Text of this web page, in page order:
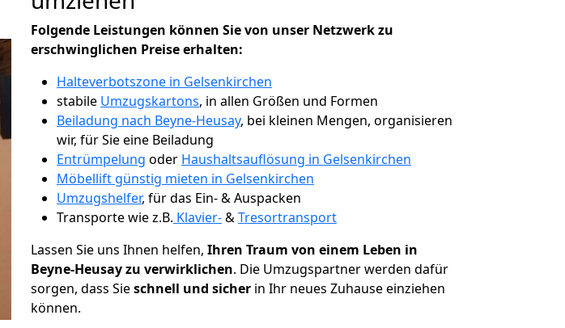
Folgende Leistungen können Sie von unser Netzwerk zu
erschwinglichen Preise erhalten:
Halteverbotszone in Gelsenkirchen
stabile Umzugskartons, in allen Größen und Formen
Beiladung nach Beyne-Heusay, bei kleinen Mengen, organisieren
wir, für Sie eine Beiladung
Entrümpelung oder Haushaltsauflösung in Gelsenkirchen
Möbellift günstig mieten in Gelsenkirchen
Umzugshelfer, für das Ein- & Auspacken
Transporte wie z.B. Klavier-&Tresortransport
Lassen Sie uns Ihnen helfen, Ihren Traum von einem Leben in
Beyne-Heusay zu verwirklichen. Die Umzugspartner werden dafür
sorgen, dass Sieschnell und sicher in Ihr neues Zuhause einziehen
können.